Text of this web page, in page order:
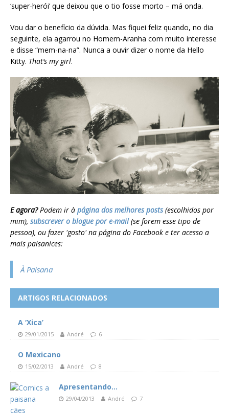
‘super-herói’ que deixou que o tio fosse morto – má onda.
Vou dar o benefício da dúvida. Mas fiquei feliz quando, no dia
seguinte, ela agarrou no Homem-Aranha com muito interesse
e disse “mem-na-na”. Nunca a ouvir dizer o nome da Hello
Kitty. That’s my girl.
E agora?Podem ir à página dos melhores posts(escolhidos por
mim), subscrever o blogue por e-mail(se forem esse tipo de
pessoa), ou fazer 'gosto' na página do Facebook e ter acesso a
mais paisanices:
À Paisana
ARTIGOS RELACIONADOS
A ‘Xica’
29/01/2015 André 6
O Mexicano
15/02/2013 André 8
Apresentando…
29/04/2013 André 7